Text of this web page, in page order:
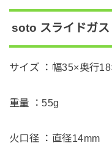
soto スライドガス
サイズ ：幅35×奥行
重量 ：55g
火口径 ：直径14mm